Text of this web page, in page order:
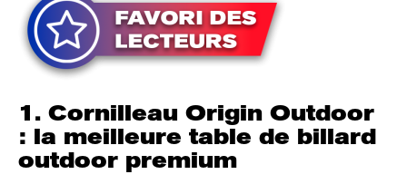
1. Cornilleau Origin Outdoor
: la meilleure table de billard
outdoor premium